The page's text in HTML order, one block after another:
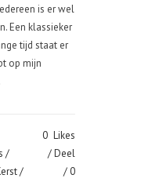
is er wel
Een klassieker
tijd staat er
op mijn
/
/
0 Likes
Deel
0